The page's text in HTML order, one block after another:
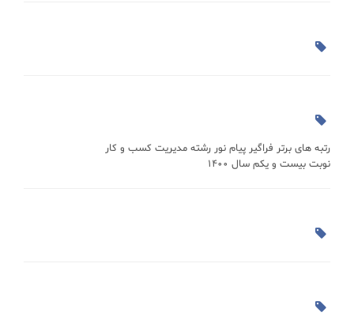
رتبه های برتر فراگیر پیام نور رشته مدیریت کسب و کار
نوبت بیست و یکم سال 1400